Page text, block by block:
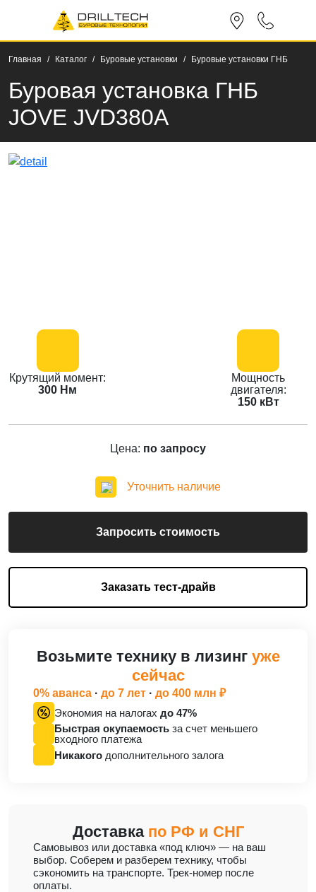
Главная Каталог Буровые установки Буровые установки ГНБ
Буровая установка ГНБ
JOVE JVD380A
Крутящий момент:
300 Нм
Мощность
двигателя:
150 кВт
Цена: по запросу
Уточнить наличие
Запросить стоимость
Заказать тест-драйв
Возьмите технику в лизинг уже
сейчас
0% аванса · до 7 лет · до 400 млн ₽
Экономия на налогах до 47%
Быстрая окупаемость за счет меньшего
входного платежа
Никакого дополнительного залога
Доставка по РФ и СНГ
Cамовывоз или доставка «под ключ» — на ваш
выбор. Соберем и разберем технику, чтобы
сэкономить на транспорте. Трек-номер после
оплаты.